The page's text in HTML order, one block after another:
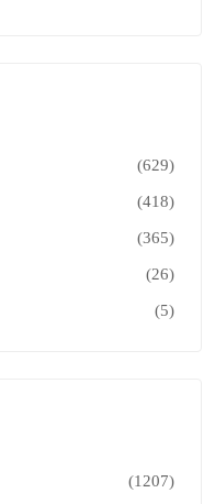
(629)
(418)
(365)
(26)
(5)
(1207)